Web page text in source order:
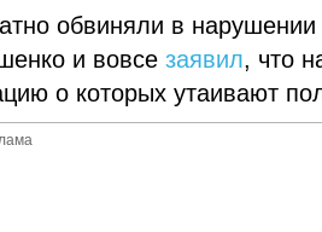
обвиняли в
и вовсезаявил, что
о которых утаивают